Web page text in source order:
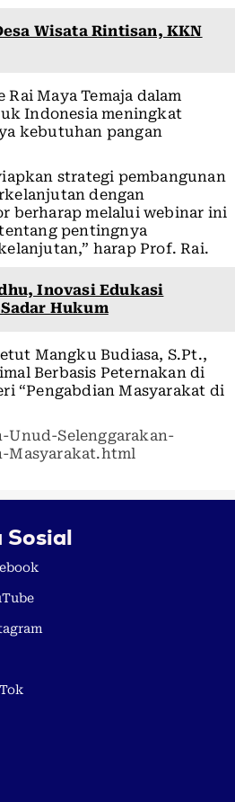
Wisata Rintisan, KKN
Maya Temaja dalam
Indonesia meningkat
kebutuhan pangan
strategi pembangunan
dengan
berharap melalui webinar ini
pentingnya
harap Prof. Rai.
Inovasi Edukasi
Hukum
Mangku Budiasa, S.Pt.,
Berbasis Peternakan di
“Pengabdian Masyarakat di
Selenggarakan-
Masyarakat.html
Sosial